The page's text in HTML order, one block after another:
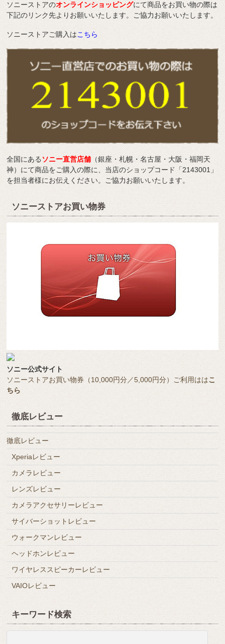
ソニーストアのオンラインショッピングにて商品をお買い物の際は
下記のリンク先よりお願いいたします。ご協力お願いいたします。
ソニーストアご購入はこちら
全国にあるソニー直営店舗 （銀座・札幌・名古屋・大阪・福岡天
神）にて商品をご購入の際に、当店のショップコード「2143001」
を担当者様にお伝えください。ご協力お願いいたします。
ソニーストアお買い物券
ソニー公式サイト
ソニーストアお買い物券（10,000円分／5,000円分）ご利用ははこ
ちら
徹底レビュー
徹底レビュー
Xperiaレビュー
カメラレビュー
レンズレビュー
カメラアクセサリーレビュー
サイバーショットレビュー
ウォークマンレビュー
ヘッドホンレビュー
ワイヤレススピーカーレビュー
VAIOレビュー
キーワード検索